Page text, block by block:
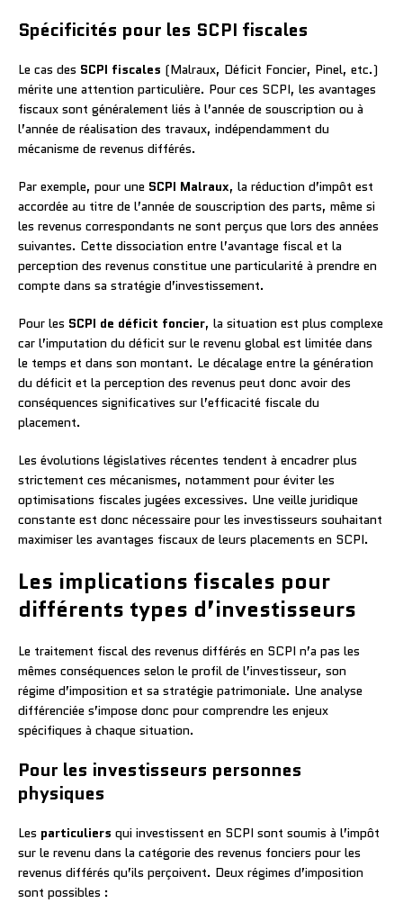
Spécificités pour les SCPI fiscales
Le cas des SCPI fiscales (Malraux, Déficit Foncier, Pinel, etc.)
mérite une attention particulière. Pour ces SCPI, les avantages
fiscaux sont généralement liés à l’année de souscription ou à
l’année de réalisation des travaux, indépendamment du
mécanisme de revenus différés.
Par exemple, pour une SCPI Malraux, la réduction d’impôt est
accordée au titre de l’année de souscription des parts, même si
les revenus correspondants ne sont perçus que lors des années
suivantes. Cette dissociation entre l’avantage fiscal et la
perception des revenus constitue une particularité à prendre en
compte dans sa stratégie d’investissement.
Pour les SCPI de déficit foncier, la situation est plus complexe
car l’imputation du déficit sur le revenu global est limitée dans
le temps et dans son montant. Le décalage entre la génération
du déficit et la perception des revenus peut donc avoir des
conséquences significatives sur l’efficacité fiscale du
placement.
Les évolutions législatives récentes tendent à encadrer plus
strictement ces mécanismes, notamment pour éviter les
optimisations fiscales jugées excessives. Une veille juridique
constante est donc nécessaire pour les investisseurs souhaitant
maximiser les avantages fiscaux de leurs placements en SCPI.
Les implications fiscales pour
différents types d’investisseurs
Le traitement fiscal des revenus différés en SCPI n’a pas les
mêmes conséquences selon le profil de l’investisseur, son
régime d’imposition et sa stratégie patrimoniale. Une analyse
différenciée s’impose donc pour comprendre les enjeux
spécifiques à chaque situation.
Pour les investisseurs personnes
physiques
Les particuliers qui investissent en SCPI sont soumis à l’impôt
sur le revenu dans la catégorie des revenus fonciers pour les
revenus différés qu’ils perçoivent. Deux régimes d’imposition
sont possibles :